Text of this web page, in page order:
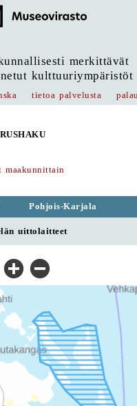
merkittävät
kulttuuriympäristöt
tietoa palvelusta
maakunnittain
Pohjois-Karjala
uittolaitteet